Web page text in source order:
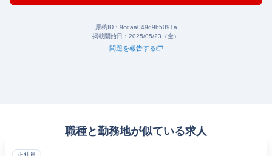
原稿ID： 9cdaa049d9b5091a
掲載開始日： 2025/05/23（金）
問題を報告する
職種と勤務地が似ている求人
正社員